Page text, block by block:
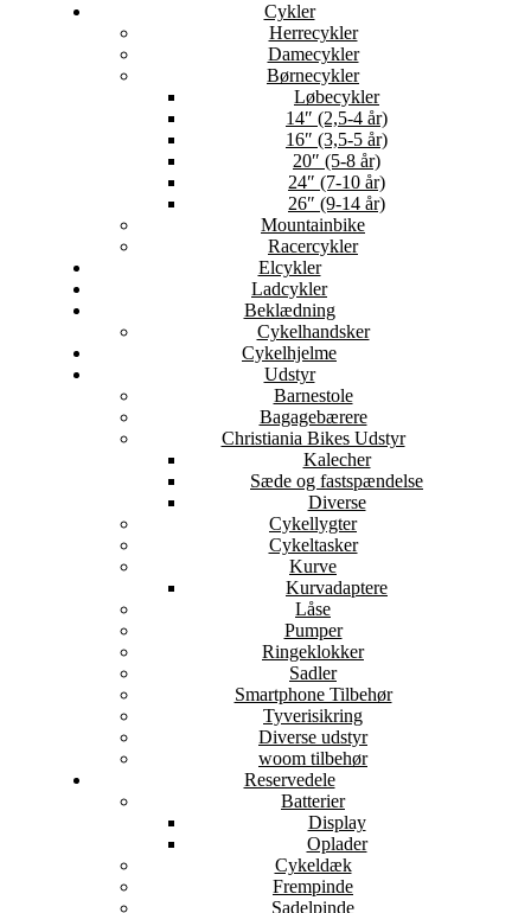
Cykler
Herrecykler
Damecykler
Børnecykler
Løbecykler
14″ (2,5-4 år)
16″ (3,5-5 år)
20″ (5-8 år)
24″ (7-10 år)
26″ (9-14 år)
Mountainbike
Racercykler
Elcykler
Ladcykler
Beklædning
Cykelhandsker
Cykelhjelme
Udstyr
Barnestole
Bagagebærere
Christiania Bikes Udstyr
Kalecher
Sæde og fastspændelse
Diverse
Cykellygter
Cykeltasker
Kurve
Kurvadaptere
Låse
Pumper
Ringeklokker
Sadler
Smartphone Tilbehør
Tyverisikring
Diverse udstyr
woom tilbehør
Reservedele
Batterier
Display
Oplader
Cykeldæk
Frempinde
Sadelpinde